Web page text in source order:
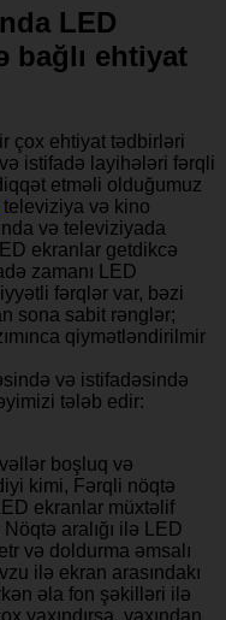
LED
bağlı ehtiyat
çox ehtiyat tədbirləri
istifadə layihələri fərqli
etməli olduğumuz
televiziya və kino
və televiziyada
ekranlar getdikcə
zamanı LED
fərqlər var, bəzi
sona sabit rənglər;
qiymətləndirilmir
və istifadəsində
tələb edir:
boşluq və
kimi, Fərqli nöqtə
ekranlar müxtəlif
aralığı ilə LED
və doldurma əmsalı
ilə ekran arasındakı
əla fon şəkilləri ilə
yaxındırsa, yaxından